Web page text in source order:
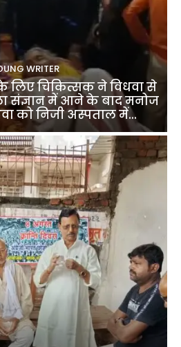
WRITER
लिए चिकित्सक ने विधवा से
संज्ञान में आने के बाद मनोज
को निजी अस्पताल में...